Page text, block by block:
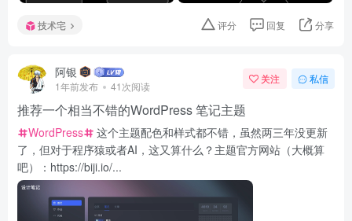
技术宅 评分 回复 分享
阿银
1年前发布 41次阅读
关注 私信
推荐一个相当不错的WordPress 笔记主题
WordPress
这个主题配色和样式都不错，虽然两三年没更新
了，但对于程序猿或者AI，这又算什么？主题官方网站（大概算
吧）：https://biji.io/...